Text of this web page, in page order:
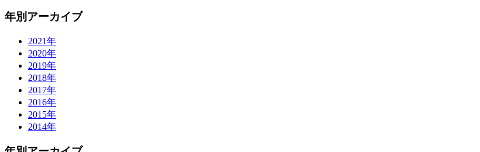
年別アーカイブ
2021年
2020年
2019年
2018年
2017年
2016年
2015年
2014年